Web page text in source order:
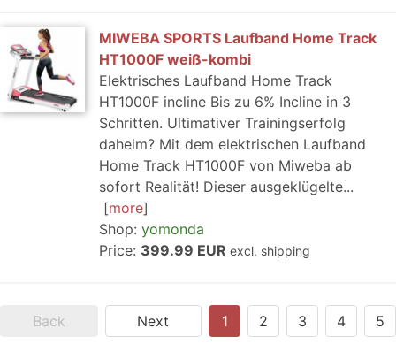
MIWEBA SPORTS Laufband Home Track
HT1000F weiß-kombi
Elektrisches Laufband Home Track
HT1000F incline Bis zu 6% Incline in 3
Schritten. Ultimativer Trainingserfolg
daheim? Mit dem elektrischen Laufband
Home Track HT1000F von Miweba ab
sofort Realität! Dieser ausgeklügelte...
more
Shop: yomonda
Price: 399.99 EUR excl. shipping
Back Next 1 2 3 4 5